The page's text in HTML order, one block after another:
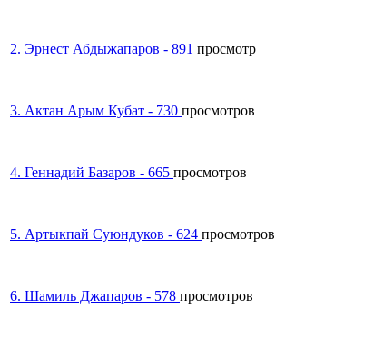
2. Эрнест Абдыжапаров - 891 просмотр
3. Актан Арым Кубат - 730 просмотров
4. Геннадий Базаров - 665 просмотров
5. Артыкпай Суюндуков - 624 просмотров
6. Шамиль Джапаров - 578 просмотров